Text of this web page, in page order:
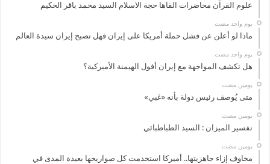
علوم القرآن محاضرات القاها حجة الاسلام السيد محمد باقر الحكيم
‏يوم واحد مضت
ماذا لو أعلن عن فشل حملة أمريكا على إيران فهل تصبح إيران سيدة العالم
‏يوم واحد مضت
هل تكشف المواجهة مع إيران أفول الهيمنة الأميركية؟
‏يومين مضت
متى يُوصف رئيس دولة بأنه «غبي»
‏يومين مضت
تفسير الميزان : السيد الطباطبائي
‏يومين مضت
مخاوف إزاء جاهزيتها.. أميركا استخدمت كل صواريخها بعيدة المدى في